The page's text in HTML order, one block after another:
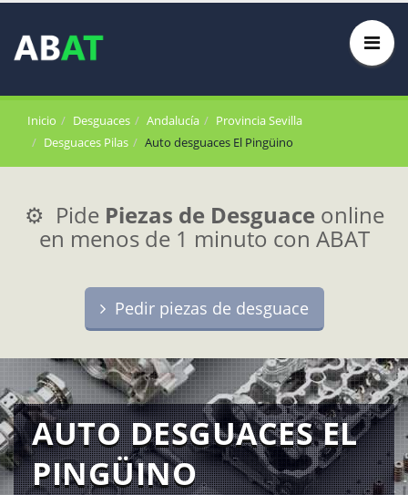
Inicio Desguaces Andalucía
Provincia Sevilla
Desguaces Pilas
Auto desguaces El Pingüino
⚙️ Pide Piezas de Desguace online
en menos de 1 minuto con ABAT
Pedir piezas de desguace
AUTO DESGUACES EL
PINGÜINO